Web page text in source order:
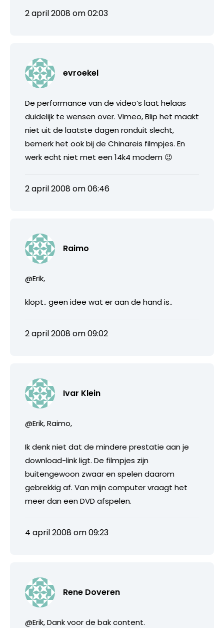
2 april 2008 om 02:03
evroekel
De performance van de video’s laat helaas
duidelijk te wensen over. Vimeo, Blip het maakt
niet uit de laatste dagen ronduit slecht,
bemerk het ook bij de Chinareis filmpjes. En
werk echt niet met een 14k4 modem 😉
2 april 2008 om 06:46
Raimo
@Erik,
klopt.. geen idee wat er aan de hand is..
2 april 2008 om 09:02
Ivar Klein
@Erik, Raimo,
Ik denk niet dat de mindere prestatie aan je
download-link ligt. De filmpjes zijn
buitengewoon zwaar en spelen daarom
gebrekkig af. Van mijn computer vraagt het
meer dan een DVD afspelen.
4 april 2008 om 09:23
Rene Doveren
@Erik, Dank voor de bak content.